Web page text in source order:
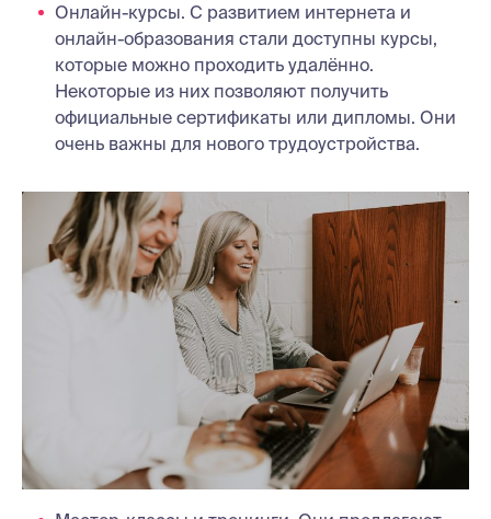
Онлайн-курсы. С развитием интернета и
онлайн-образования стали доступны курсы,
которые можно проходить удалённо.
Некоторые из них позволяют получить
официальные сертификаты или дипломы. Они
очень важны для нового трудоустройства.